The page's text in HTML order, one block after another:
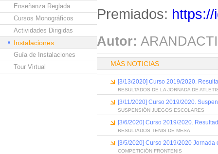
Enseñanza Reglada
Cursos Monográficos
Actividades Dirigidas
Instalaciones
Guía de Instalaciones
Tour Virtual
Premiados:
Autor:
MÁS NOTICIAS
[3/13/2020] Curso 2019/2020.
RESULTADOS DE LA JORNADA DE
[3/11/2020] Curso 2019/2020.
SUSPENSIÓN JUEGOS ESCOLARES
[3/6/2020] Curso 2019/2020.
RESULTADOS TENIS DE MESA
[3/5/2020] Curso 2019/2020
COMPETICIÓN FRONTENIS